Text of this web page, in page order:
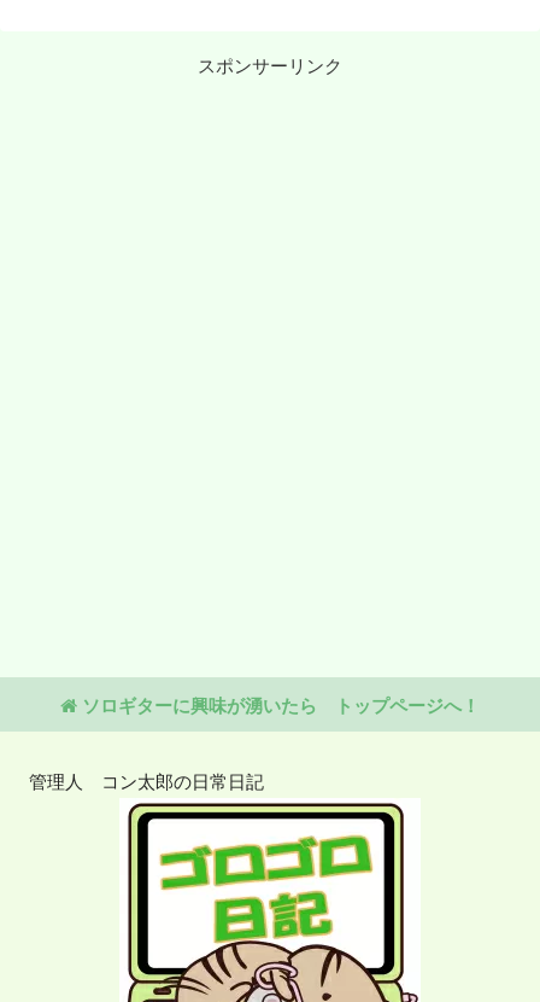
スポンサーリンク
ソロギターに興味が湧いたら トップページへ！
管理人 コン太郎の日常日記